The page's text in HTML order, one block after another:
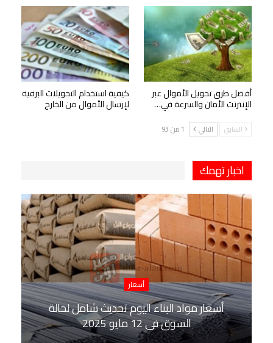
أفضل طرق تحويل الأموال عبر
الإنترنت الأمان والسرعة في…
كيفية استخدام التحويلات البرقية
لإرسال الأموال من الخارج
السابق التالي 1 من 93
اخبار تهمك
أسعار
أسعار مواد البناء اليوم تحديث شامل لحالة
السوق في 12 مايو 2025